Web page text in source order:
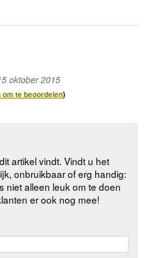
oktober 2015
om te beoordelen)
artikel vindt. Vindt u het
onbruikbaar of erg handig:
niet alleen leuk om te doen
er ook nog mee!